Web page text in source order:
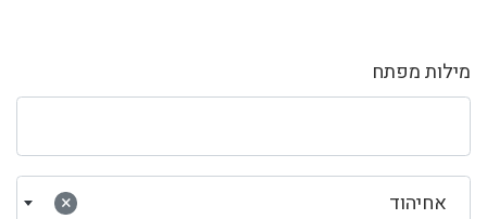
מילות מפתח
× אחיהוד